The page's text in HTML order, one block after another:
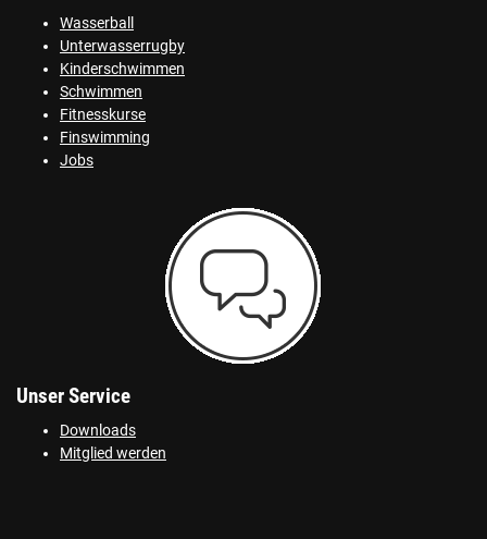
Wasserball
Unterwasserrugby
Kinderschwimmen
Schwimmen
Fitnesskurse
Finswimming
Jobs
Unser Service
Downloads
Mitglied werden